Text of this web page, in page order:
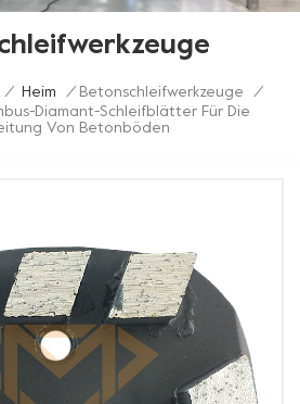
/ Heim / Betonschleifwerkzeuge
/
Diamant-Schleifblätter Für Die
Von Betonböden